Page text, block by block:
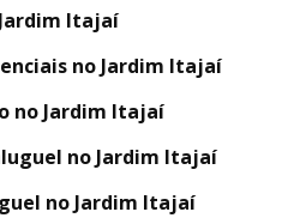
Itajaí
no Jardim Itajaí
no Jardim Itajaí
no Jardim Itajaí
no Jardim Itajaí